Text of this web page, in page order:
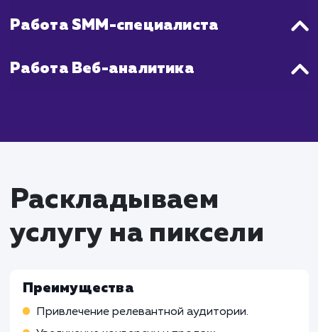
анализируем трафик, чтобы
Что входит в стоимость
услуги целевой трафик
Работа SEO-специалиста